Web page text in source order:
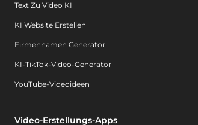
Text Zu Video KI
KI Website Erstellen
Firmennamen Generator
KI-TikTok-Video-Generator
YouTube-Videoideen
Video-Erstellungs-Apps